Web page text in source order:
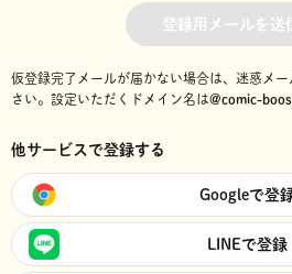
登録用メールを送
仮登録完了メールが届かない場合は、迷惑メ
さい。 設定いただくドメイン名は@comic-
他サービスで登録する
Googleで登
LINEで登録